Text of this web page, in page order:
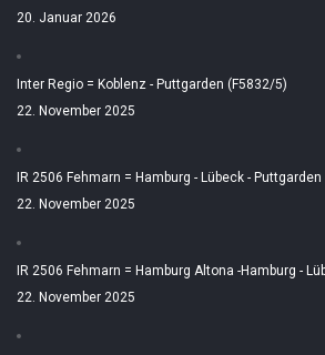
20. Januar 2026
Inter Regio = Koblenz - Puttgarden (F5832/5)
22. November 2025
IR 2506 Fehmarn = Hamburg - Lübeck - Puttgarden
22. November 2025
IR 2506 Fehmarn = Hamburg Altona -Hamburg -
22. November 2025